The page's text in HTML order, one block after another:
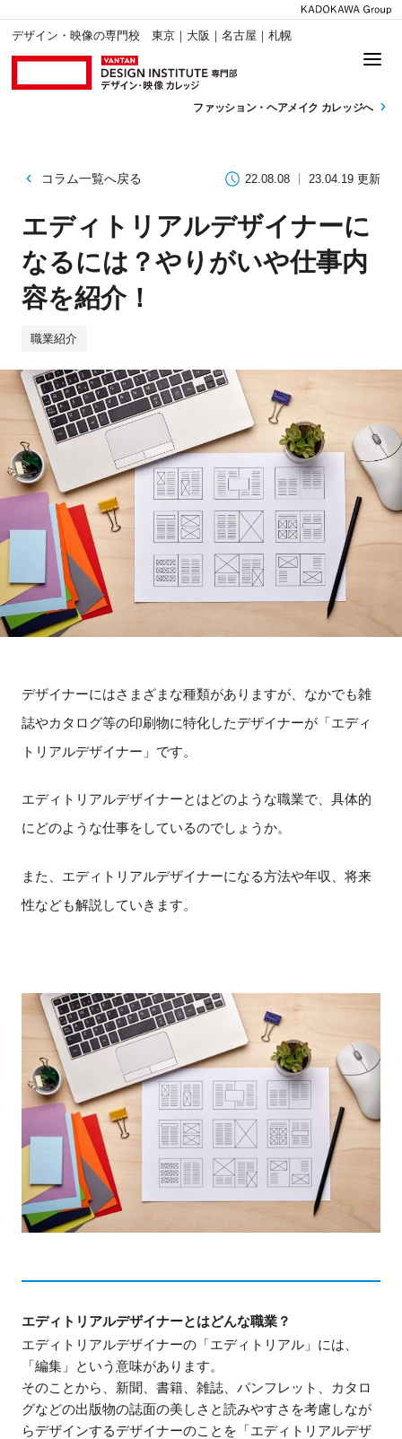
デザイン・映像の専門校 東京｜大阪｜名古屋｜札幌
ファッション・ ヘアメイク カレッジへ
コラム一覧へ戻る 22.08.08 23.04.19 更新
エディトリアルデザイナーに
なるには？やりがいや仕事内
容を紹介！
職業紹介
デザイナーにはさまざまな種類がありますが、なかでも雑
誌やカタログ等の印刷物に特化したデザイナーが「エディ
トリアルデザイナー」です。
エディトリアルデザイナーとはどのような職業で、具体的
にどのような仕事をしているのでしょうか。
また、エディトリアルデザイナーになる方法や年収、将来
性なども解説していきます。
エディトリアルデザイナーとはどんな職業？
エディトリアルデザイナーの「エディトリアル」には、
「編集」という意味があります。
そのことから、新聞、書籍、雑誌、パンフレット、カタロ
グなどの出版物の誌面の美しさと読みやすさを考慮しなが
らデザインするデザイナーのことを「エディトリアルデザ